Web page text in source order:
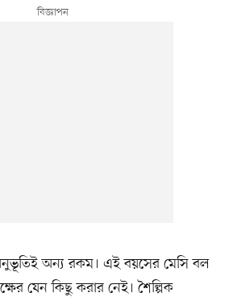
অন্য রকম। এই বয়সের মেসি বল
যেন কিছু করার নেই। শৈল্পিক